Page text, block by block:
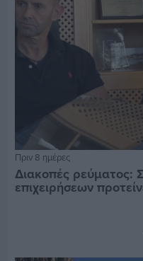
Πριν 8 ημέρες
Διακοπές ρεύματος:
επιχειρήσεων